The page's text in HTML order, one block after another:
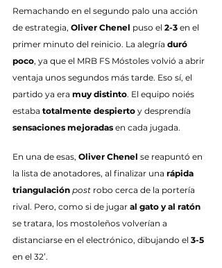
Remachando en el segundo palo una acción
de estrategia, Oliver Chenel puso el 2-3 en el
primer minuto del reinicio. La alegría duró
poco, ya que el MRB FS Móstoles volvió a abrir
ventaja unos segundos más tarde. Eso sí, el
partido ya era muy distinto. El equipo noiés
estaba totalmente despierto y desprendía
sensaciones mejoradas en cada jugada.
En una de esas, Oliver Chenel se reapuntó en
la lista de anotadores, al finalizar una rápida
triangulación post robo cerca de la portería
rival. Pero, como si de jugar al gato y al ratón
se tratara, los mostoleños volverían a
distanciarse en el electrónico, dibujando el 3-5
en el 32’.